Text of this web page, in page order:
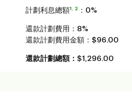
計劃利息總額1 , 2 ： 0%
還款計劃費用： 8%
還款計劃費用金額：$96.00
還款計劃總額：$1,296.00